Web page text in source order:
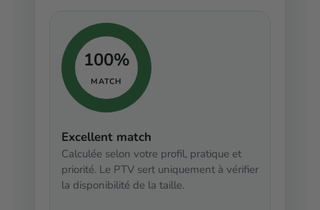
100%
MATCH
Excellent match
Calculée selon votre profil, pratique et
priorité. Le PTV sert uniquement à vérifier
la disponibilité de la taille.